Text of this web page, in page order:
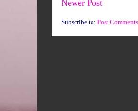
Newer Post
Subscribe to: Post